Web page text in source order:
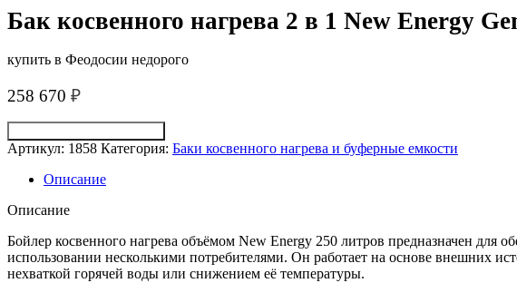
Бак косвенного нагрева 2 в 1 New Energy
купить в Феодосии недорого
258 670 ₽
Артикул: 1858 Категория: Баки косвенного нагрева и буферные емкости
Описание
Описание
Бойлер косвенного нагрева объёмом New Energy 250 литров предназначен для
использовании несколькими потребителями. Он работает на основе внешних
нехваткой горячей воды или снижением её температуры.